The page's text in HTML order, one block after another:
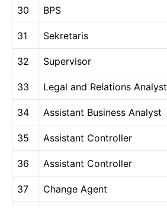
30 BPS
31 Sekretaris
32 Supervisor
33 Legal and Relations Analyst
34 Assistant Business Analyst
35 Assistant Controller
36 Assistant Controller
37 Change Agent